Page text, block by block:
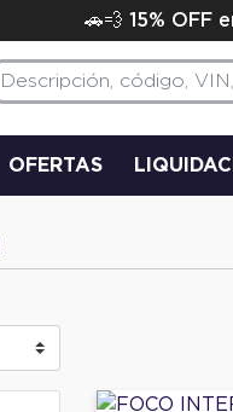
🚗💨 15% OFF
OFERTAS